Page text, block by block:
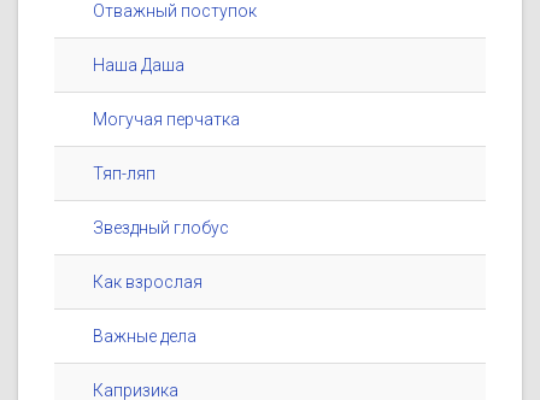
Отважный поступок
Наша Даша
Могучая перчатка
Тяп-ляп
Звездный глобус
Как взрослая
Важные дела
Капризика